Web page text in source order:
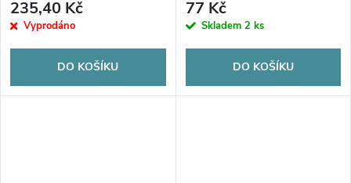
235,40 Kč
Vyprodáno
DO KOŠÍKU
77 Kč
Skladem 2 ks
DO KOŠÍKU